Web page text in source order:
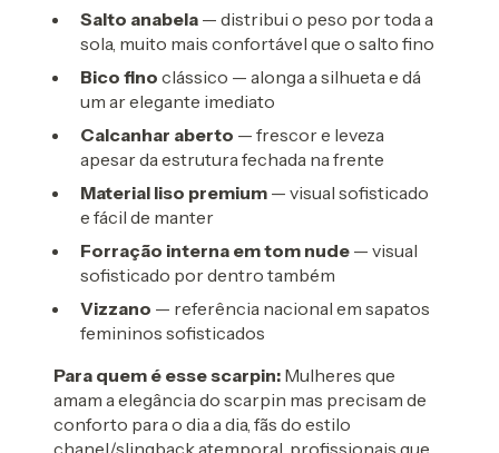
Salto anabela — distribui o peso por toda a
sola, muito mais confortável que o salto fino
Bico fino clássico — alonga a silhueta e dá
um ar elegante imediato
Calcanhar aberto — frescor e leveza
apesar da estrutura fechada na frente
Material liso premium — visual sofisticado
e fácil de manter
Forração interna em tom nude — visual
sofisticado por dentro também
Vizzano — referência nacional em sapatos
femininos sofisticados
Para quem é esse scarpin: Mulheres que
amam a elegância do scarpin mas precisam de
conforto para o dia a dia, fãs do estilo
chanel/slingback atemporal, profissionais que